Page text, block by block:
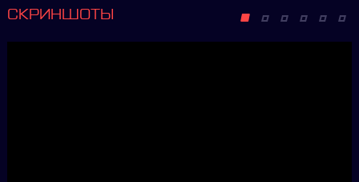
СКРИНШОТЫ